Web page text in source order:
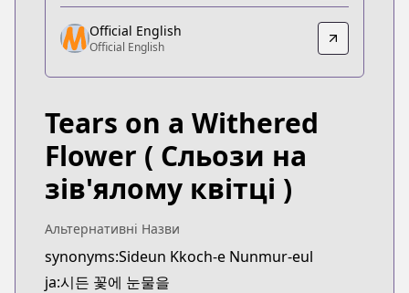
MangaUpdates
https://www.mangaupdates.com/
Official English
Official English
Official English
Official English
Tears on a Withered
Flower ( Сльози на
зів'ялому квітці )
Альтернативні Назви
synonyms:Sideun Kkoch-e Nunmur-eul
ja:시든 꽃에 눈물을